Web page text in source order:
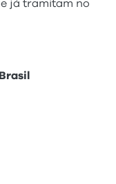
já tramitam no